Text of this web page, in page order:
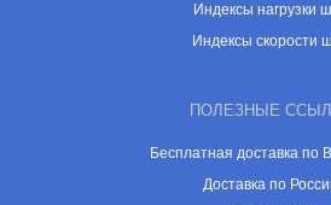
Индексы нагрузки
Индексы скорости
ПОЛЕЗНЫЕ
Бесплатная доставка по
Доставка по